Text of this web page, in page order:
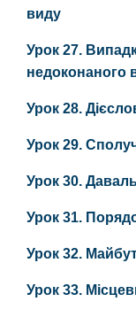
виду
Урок 27.
недоконаного
Урок 28.
Урок 29.
Урок 30.
Урок 31.
Урок 32.
Урок 33.